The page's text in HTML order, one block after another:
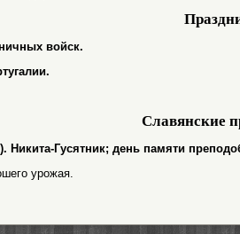
войск.
Славянские
Никита-Гусятник; день памяти
урожая.